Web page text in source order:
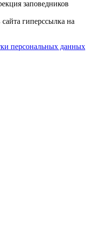
бюджетное
заповедников